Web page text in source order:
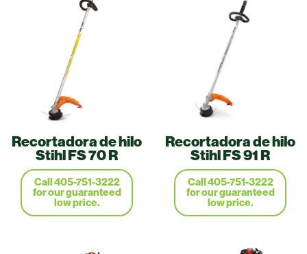
Recortadora de hilo
Stihl FS 70 R
Call 405-751-3222
for our guaranteed
low price.
Recortadora de hilo
Stihl FS 91 R
Call 405-751-3222
for our guaranteed
low price.